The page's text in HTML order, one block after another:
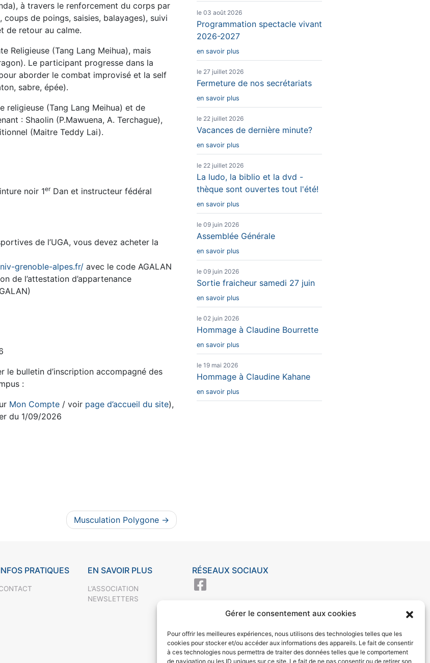
Gérer le consentement aux cookies
Pour offrir les meilleures expériences, nous utilisons des technologies telles que les
cookies pour stocker et/ou accéder aux informations des appareils. Le fait de consentir
à ces technologies nous permettra de traiter des données telles que le comportement
de navigation ou les ID uniques sur ce site. Le fait de ne pas consentir ou de retirer son
à travers le renforcement du corps par
de poings, saisies, balayages), suivi
de retour au calme.
Religieuse (Tang Lang Meihua), mais
Le participant progresse dans la
aborder le combat improvisé et la self
sabre, épée).
religieuse (Tang Lang Meihua) et de
: Shaolin (P.Mawuena, A. Terchague),
(Maitre Teddy Lai).
noir 1erDan et instructeur fédéral
de l’UGA, vous devez acheter la
grenoble-alpes.fr/ avec le code AGALAN
de l’attestation d’appartenance
le bulletin d’inscription accompagné des
:
Mon Compte / voir page d’accueil du site),
du 1/09/2026
Musculation Polygone
le 03 août 2026
Programmation spectacle vivant
2026-2027
en savoir plus
le 27 juillet 2026
Fermeture de nos secrétariats
en savoir plus
le 22 juillet 2026
Vacances de dernière minute?
en savoir plus
le 22 juillet 2026
La ludo, la biblio et la dvd -
thèque sont ouvertes tout l'été!
en savoir plus
le 09 juin 2026
Assemblée Générale
en savoir plus
le 09 juin 2026
Sortie fraicheur samedi 27 juin
en savoir plus
le 02 juin 2026
Hommage à Claudine Bourrette
en savoir plus
le 19 mai 2026
Hommage à Claudine Kahane
en savoir plus
PRATIQUES EN SAVOIR PLUS
L’ASSOCIATION
NEWSLETTERS
RÉSEAUX SOCIAUX